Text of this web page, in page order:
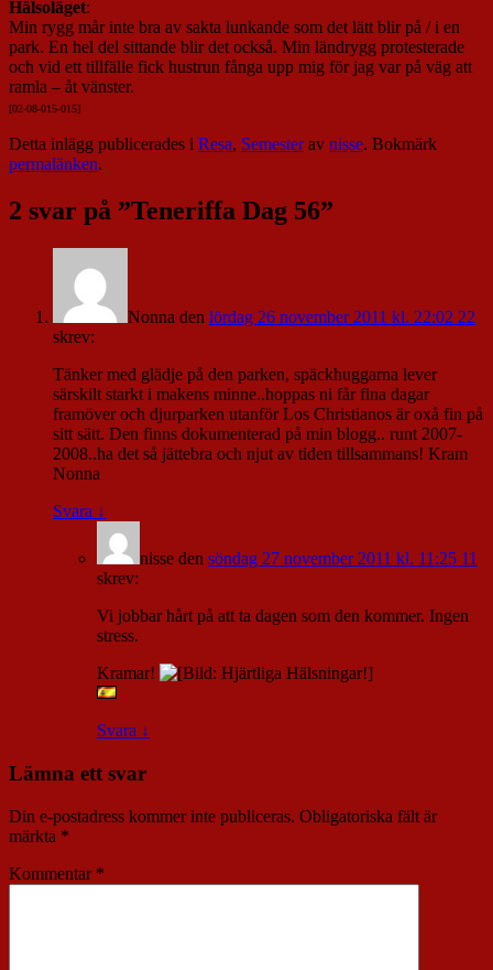
Hälsoläget:
Min rygg mår inte bra av sakta lunkande som det lätt blir på / i en
park. En hel del sittande blir det också. Min ländrygg protesterade
och vid ett tillfälle fick hustrun fånga upp mig för jag var på väg att
ramla – åt vänster.
[02-08-015-015]
Detta inlägg publicerades i Resa, Semesterav nisse. Bokmärk
permalänken.
2 svar på ”Teneriffa Dag 56”
Nonna den lördag 26 november 2011 kl. 22:02 22
skrev:
Tänker med glädje på den parken, späckhuggarna lever
särskilt starkt i makens minne..hoppas ni får fina dagar
framöver och djurparken utanför Los Christianos är oxå fin på
sitt sätt. Den finns dokumenterad på min blogg.. runt 2007-
2008..ha det så jättebra och njut av tiden tillsammans! Kram
Nonna
Svara ↓
nisse den söndag 27 november 2011 kl. 11:25 11
skrev:
Vi jobbar hårt på att ta dagen som den kommer. Ingen
stress.
Kramar!
Svara ↓
Lämna ett svar
Din e-postadress kommer inte publiceras. Obligatoriska fält är
märkta *
Kommentar *